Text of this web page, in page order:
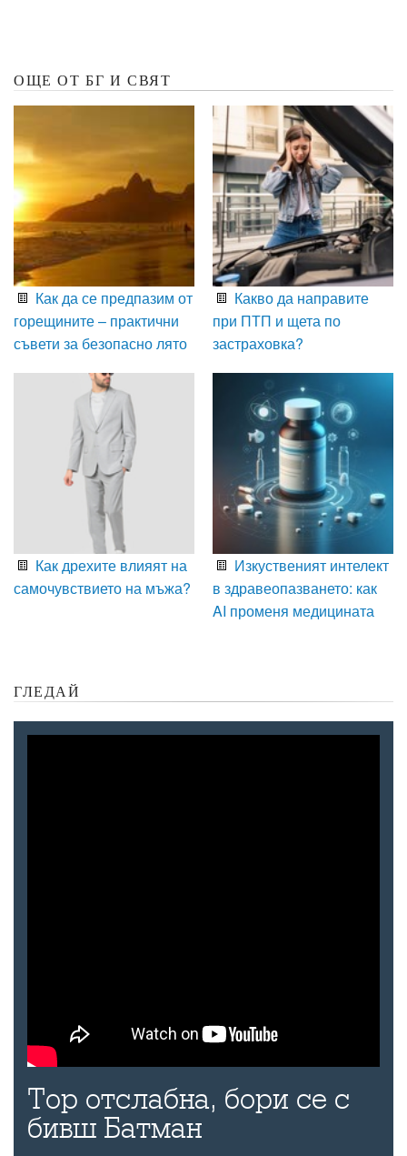
ОЩЕ ОТ БГ И СВЯТ
Как да се предпазим от
горещините – практични
съвети за безопасно лято
Какво да направите
при ПТП и щета по
застраховка?
Как дрехите влияят на
самочувствието на мъжа?
Изкуственият интелект
в здравеопазването: как
AI променя медицината
ГЛЕДАЙ
Тор отслабна, бори се с
бивш Батман